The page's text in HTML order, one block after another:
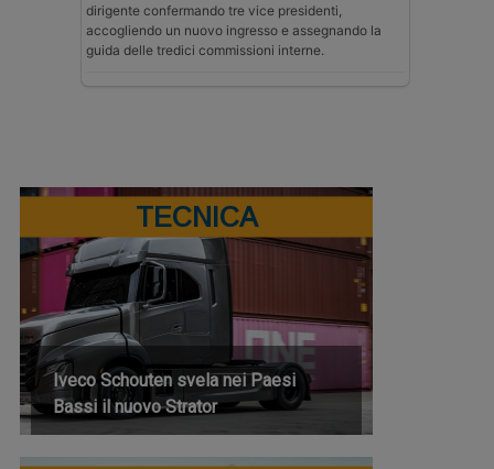
dirigente confermando tre vice presidenti,
accogliendo un nuovo ingresso e assegnando la
guida delle tredici commissioni interne.
TECNICA
Iveco Schouten svela nei Paesi
Bassi il nuovo Strator